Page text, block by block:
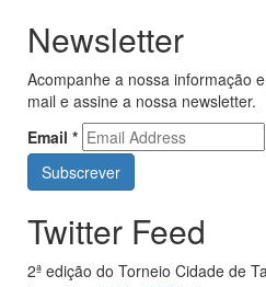
Newsletter
Acompanhe a nossa informação
mail e assine a nossa newsletter.
Email *
Twitter Feed
2ª edição do Torneio Cidade de